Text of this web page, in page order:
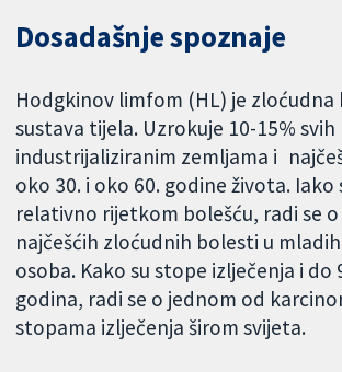
Dosadašnje spoznaje
Hodgkinov limfom (HL) je
sustava tijela. Uzrokuje 10-15%
industrijaliziranim zemljama i
oko 30. i oko 60. godine života. Iako
relativno rijetkom bolešću, radi se
najčešćih zloćudnih bolesti u
osoba. Kako su stope izlječenja i do
godina, radi se o jednom od
stopama izlječenja širom svijeta.